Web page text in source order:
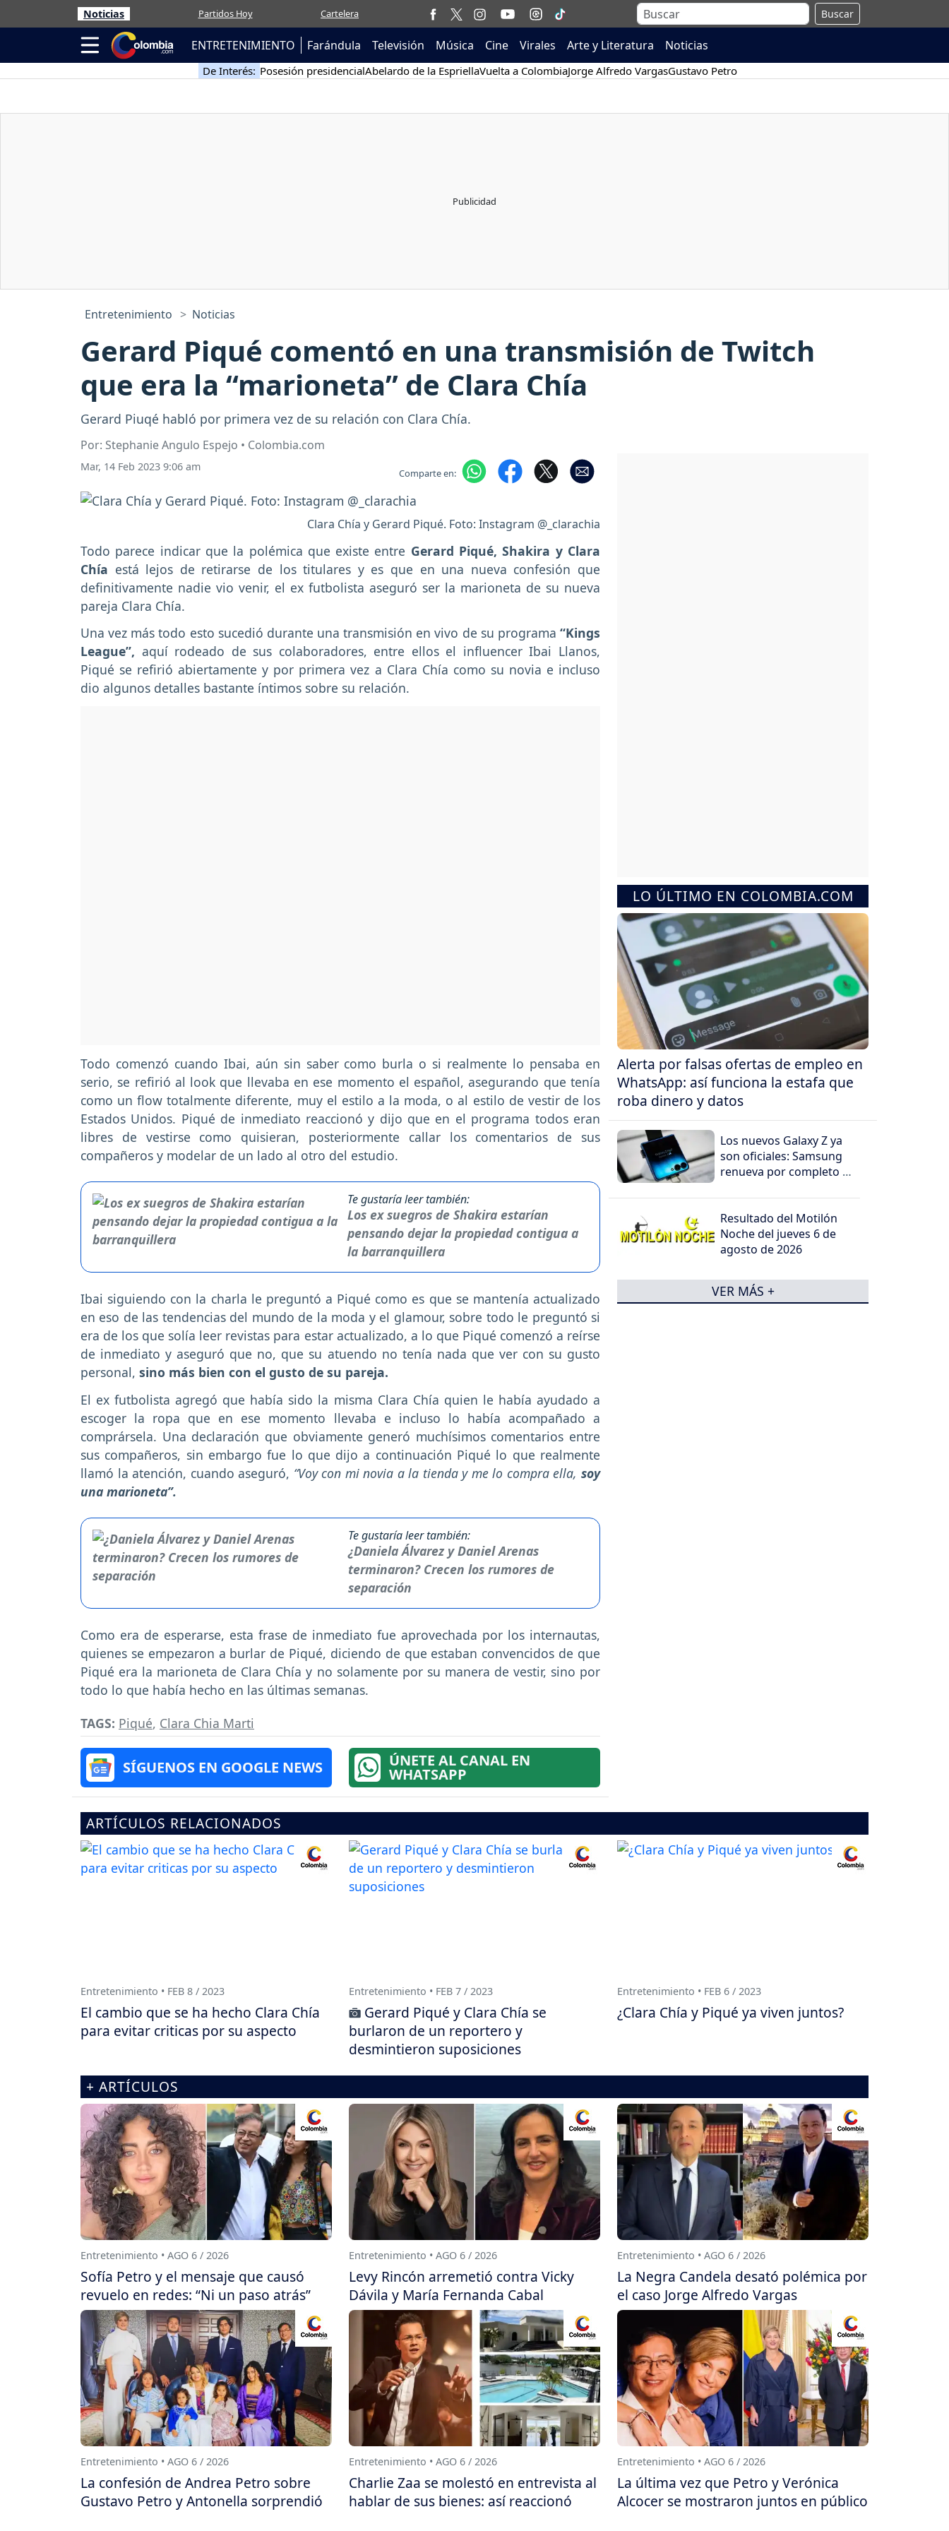
Noticias Partidos Hoy Cartelera Buscar
ENTRETENIMIENTO Farándula Televisión Música Cine Virales Arte y Literatura Noticias
De Interés: Posesión presidencialAbelardo de la EspriellaVuelta a ColombiaJorge Alfredo VargasGustavo Petro
Entretenimiento Noticias
Gerard Piqué comentó en una transmisión de Twitch
que era la “marioneta” de Clara Chía
Gerard Piuqé habló por primera vez de su relación con Clara Chía.
Por: Stephanie Angulo Espejo • Colombia.com
Mar, 14 Feb 2023 9:06 am Comparte en:
Clara Chía y Gerard Piqué. Foto: Instagram @_clarachia
Todo parece indicar que la polémica que existe entre Gerard Piqué, Shakira y Clara
Chía está lejos de retirarse de los titulares y es que en una nueva confesión que
definitivamente nadie vio venir, el ex futbolista aseguró ser la marioneta de su nueva
pareja Clara Chía.
Una vez más todo esto sucedió durante una transmisión en vivo de su programa “Kings
League”, aquí rodeado de sus colaboradores, entre ellos el influencer Ibai Llanos,
Piqué se refirió abiertamente y por primera vez a Clara Chía como su novia e incluso
dio algunos detalles bastante íntimos sobre su relación.
Todo comenzó cuando Ibai, aún sin saber como burla o si realmente lo pensaba en
serio, se refirió al look que llevaba en ese momento el español, asegurando que tenía
como un flow totalmente diferente, muy el estilo a la moda, o al estilo de vestir de los
Estados Unidos. Piqué de inmediato reaccionó y dijo que en el programa todos eran
libres de vestirse como quisieran, posteriormente callar los comentarios de sus
compañeros y modelar de un lado al otro del estudio.
Te gustaría leer también:
Los ex suegros de Shakira estarían
pensando dejar la propiedad contigua a
la barranquillera
Ibai siguiendo con la charla le preguntó a Piqué como es que se mantenía actualizado
en eso de las tendencias del mundo de la moda y el glamour, sobre todo le preguntó si
era de los que solía leer revistas para estar actualizado, a lo que Piqué comenzó a reírse
de inmediato y aseguró que no, que su atuendo no tenía nada que ver con su gusto
personal, sino más bien con el gusto de su pareja.
El ex futbolista agregó que había sido la misma Clara Chía quien le había ayudado a
escoger la ropa que en ese momento llevaba e incluso lo había acompañado a
comprársela. Una declaración que obviamente generó muchísimos comentarios entre
sus compañeros, sin embargo fue lo que dijo a continuación Piqué lo que realmente
llamó la atención, cuando aseguró, “Voy con mi novia a la tienda y me lo compra ella,soy
una marioneta”.
Te gustaría leer también:
¿Daniela Álvarez y Daniel Arenas
terminaron? Crecen los rumores de
separación
Como era de esperarse, esta frase de inmediato fue aprovechada por los internautas,
quienes se empezaron a burlar de Piqué, diciendo de que estaban convencidos de que
Piqué era la marioneta de Clara Chía y no solamente por su manera de vestir, sino por
todo lo que había hecho en las últimas semanas.
TAGS: Piqué, Clara Chia Marti
SÍGUENOS EN GOOGLE NEWS ÚNETE AL CANAL EN
WHATSAPP
LO ÚLTIMO EN COLOMBIA.COM
Alerta por falsas ofertas de empleo en
WhatsApp: así funciona la estafa que
roba dinero y datos
Los nuevos Galaxy Z ya
son oficiales: Samsung
renueva por completo su
plegables
Resultado del Motilón
Noche del jueves 6 de
agosto de 2026
VER MÁS +
ARTÍCULOS RELACIONADOS
Entretenimiento • FEB 8 / 2023
El cambio que se ha hecho Clara Chía
para evitar criticas por su aspecto
Entretenimiento • FEB 7 / 2023
Gerard Piqué y Clara Chía se
burlaron de un reportero y
desmintieron suposiciones
Entretenimiento • FEB 6 / 2023
¿Clara Chía y Piqué ya viven juntos?
+ ARTÍCULOS
Entretenimiento • AGO 6 / 2026
Sofía Petro y el mensaje que causó
revuelo en redes: “Ni un paso atrás”
Entretenimiento • AGO 6 / 2026
Levy Rincón arremetió contra Vicky
Dávila y María Fernanda Cabal
Entretenimiento • AGO 6 / 2026
La Negra Candela desató polémica por
el caso Jorge Alfredo Vargas
Entretenimiento • AGO 6 / 2026
La confesión de Andrea Petro sobre
Gustavo Petro y Antonella sorprendió
Entretenimiento • AGO 6 / 2026
Charlie Zaa se molestó en entrevista al
hablar de sus bienes: así reaccionó
Entretenimiento • AGO 6 / 2026
La última vez que Petro y Verónica
Alcocer se mostraron juntos en público